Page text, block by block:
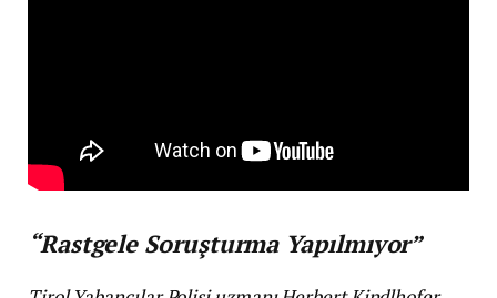
“Rastgele Soruşturma Yapılmıyor”